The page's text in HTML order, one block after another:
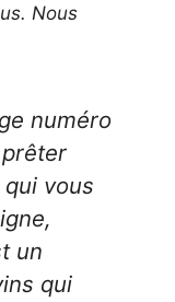
Nous
numéro
prêter
vous
un
qui